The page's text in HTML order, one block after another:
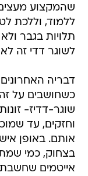
שהמקצוע
ללמוד, וללכת
תלויות בגבר
לשוגר דדי זה לא
דבריה
כשחושבים על
שוגר-דדיז-
וחזקים, עד
אותם. באופן
בצחוק, כמי
אייטמים